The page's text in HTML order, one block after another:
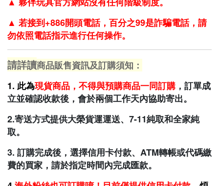
▲ 若接到+886開頭電話，百分之99是詐騙電話，請
勿依照電話指示進行任何操作。
請詳讀商品販售資訊及訂購須知：
1. 此為現貨商品，不得與預購商品一同訂購，訂單成
立並確認收款後，會於兩個工作天內協助寄出。
2.寄送方式提供大榮貨運運送、7-11純取和全家純
取。
3. 訂購完成後，選擇信用卡付款、ATM轉帳或代碼繳
費的買家，請於指定時間內完成匯款。